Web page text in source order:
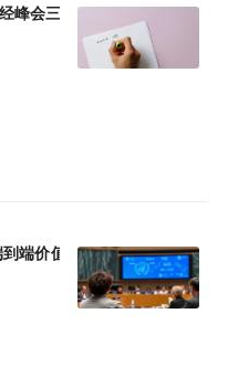
峰会三项大奖
端价值链，加速推动健康中国